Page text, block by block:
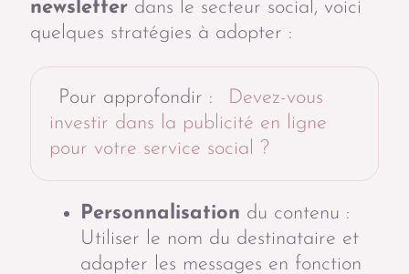
newsletter dans le secteur social, voici
quelques stratégies à adopter :
Pour approfondir :
Devez-vous
investir dans la publicité en ligne
pour votre service social ?
Personnalisation du contenu :
Utiliser le nom du destinataire et
adapter les messages en fonction